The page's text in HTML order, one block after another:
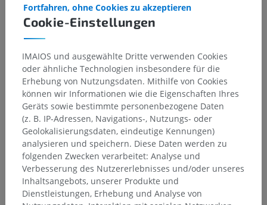
Cookie-Einstellungen
Fortfahren, ohne Cookies zu akzeptieren
IMAIOS und ausgewählte Dritte verwenden Cookies
oder ähnliche Technologien insbesondere für die
Erhebung von Nutzungsdaten. Mithilfe von Cookies
können wir Informationen wie die Eigenschaften Ihres
Geräts sowie bestimmte personenbezogene Daten
(z. B. IP-Adressen, Navigations-, Nutzungs- oder
Geolokalisierungsdaten, eindeutige Kennungen)
analysieren und speichern. Diese Daten werden zu
folgenden Zwecken verarbeitet: Analyse und
Verbesserung des Nutzererlebnisses und/oder unseres
Inhaltsangebots, unserer Produkte und
Dienstleistungen, Erhebung und Analyse von